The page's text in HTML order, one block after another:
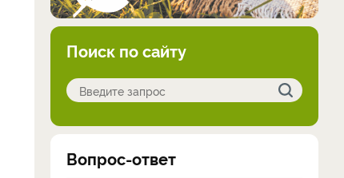
Поиск по сайту
Вопрос-ответ